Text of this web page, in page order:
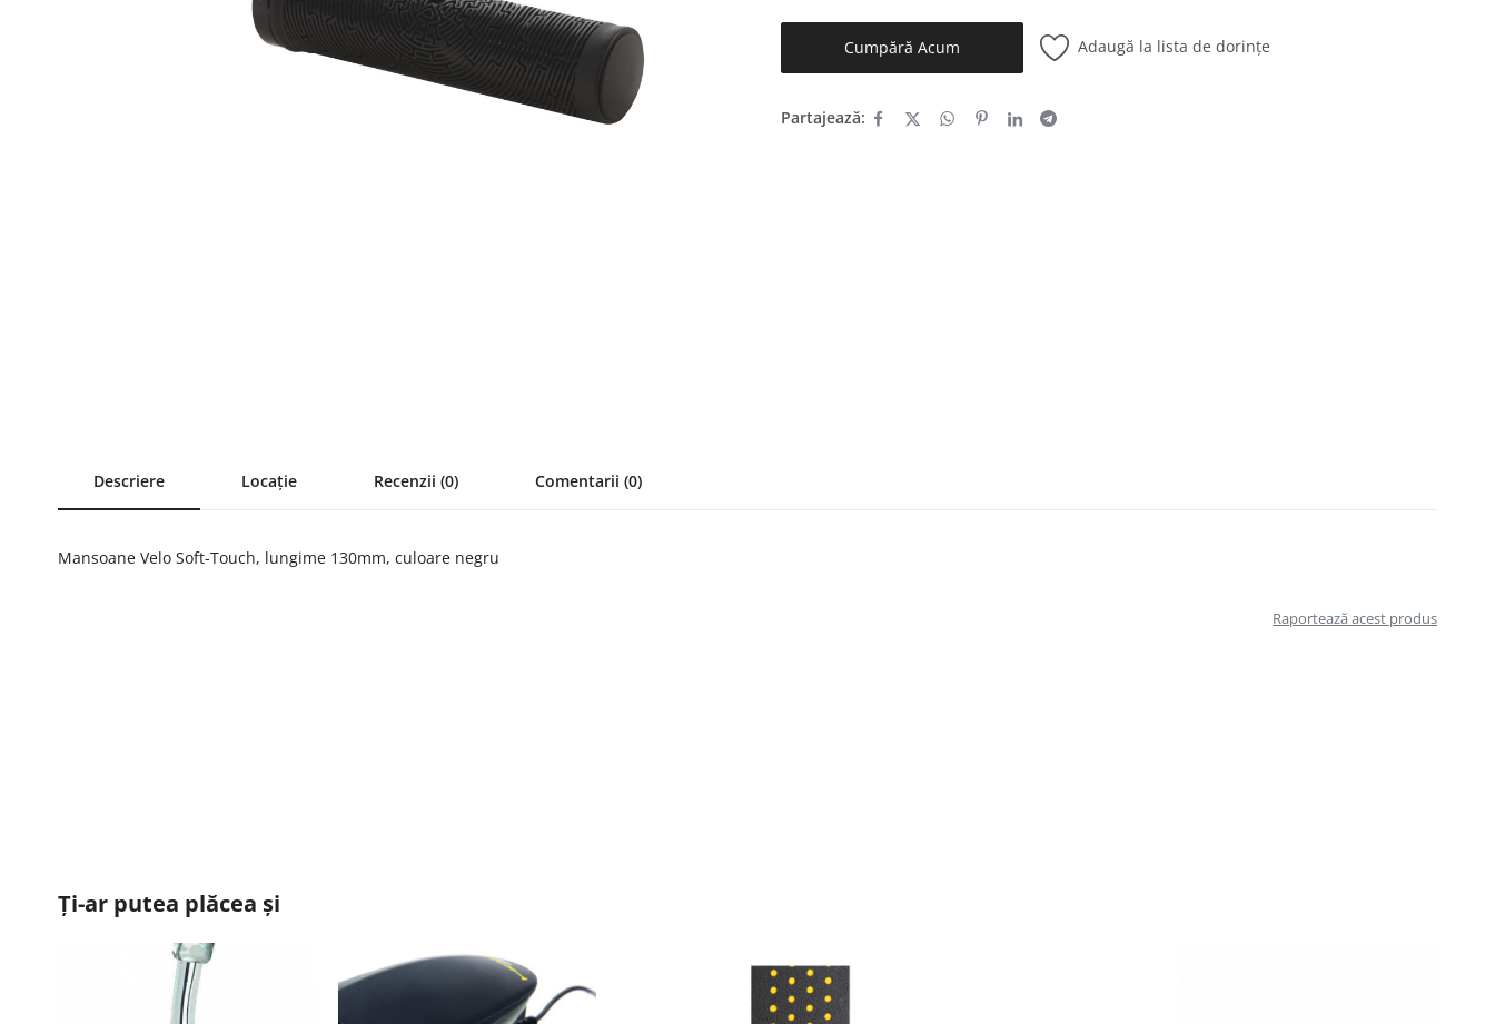
Cumpără Acum Adaugă la lista de dorințe
Partajează:
Descriere Locație Recenzii (0) Comentarii (0)
Mansoane Velo Soft-Touch, lungime 130mm, culoare negru
Raportează acest produs
Ți-ar putea plăcea și